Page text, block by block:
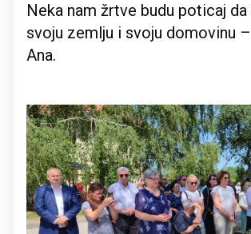
Neka nam žrtve budu poticaj
svoju zemlju i svoju domovinu
Ana.